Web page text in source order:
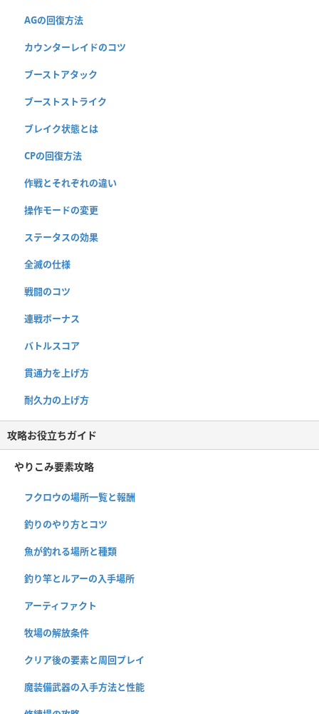
AGの回復方法
カウンターレイドのコツ
ブーストアタック
ブーストストライク
ブレイク状態とは
CPの回復方法
作戦とそれぞれの違い
操作モードの変更
ステータスの効果
全滅の仕様
戦闘のコツ
連戦ボーナス
バトルスコア
貫通力を上げ方
耐久力の上げ方
攻略お役立ちガイド
やりこみ要素攻略
フクロウの場所一覧と報酬
釣りのやり方とコツ
魚が釣れる場所と種類
釣り竿とルアーの入手場所
アーティファクト
牧場の解放条件
クリア後の要素と周回プレイ
魔装備武器の入手方法と性能